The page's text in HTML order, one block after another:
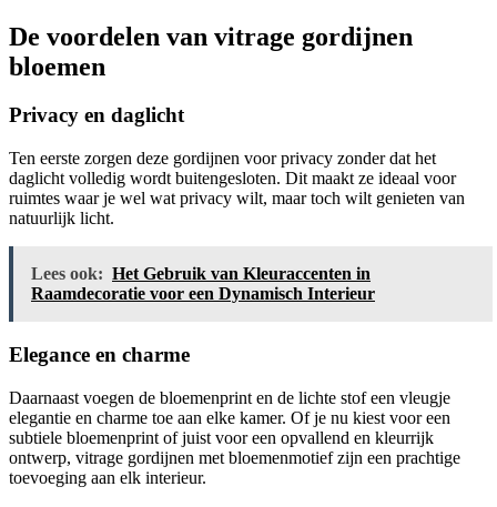
De voordelen van vitrage gordijnen
bloemen
Privacy en daglicht
Ten eerste zorgen deze gordijnen voor privacy zonder dat het
daglicht volledig wordt buitengesloten. Dit maakt ze ideaal voor
ruimtes waar je wel wat privacy wilt, maar toch wilt genieten van
natuurlijk licht.
Lees ook: Het Gebruik van Kleuraccenten in
Raamdecoratie voor een Dynamisch Interieur
Elegance en charme
Daarnaast voegen de bloemenprint en de lichte stof een vleugje
elegantie en charme toe aan elke kamer. Of je nu kiest voor een
subtiele bloemenprint of juist voor een opvallend en kleurrijk
ontwerp, vitrage gordijnen met bloemenmotief zijn een prachtige
toevoeging aan elk interieur.